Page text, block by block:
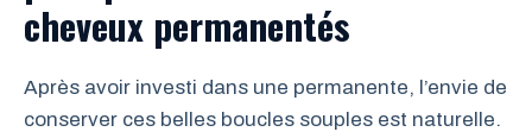
cheveux permanentés
Après avoir investi dans une permanente, l’envie de
conserver ces belles boucles souples est naturelle.